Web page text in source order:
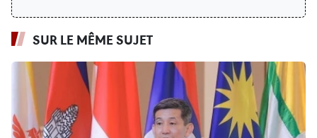
SUR LE MÊME SUJET